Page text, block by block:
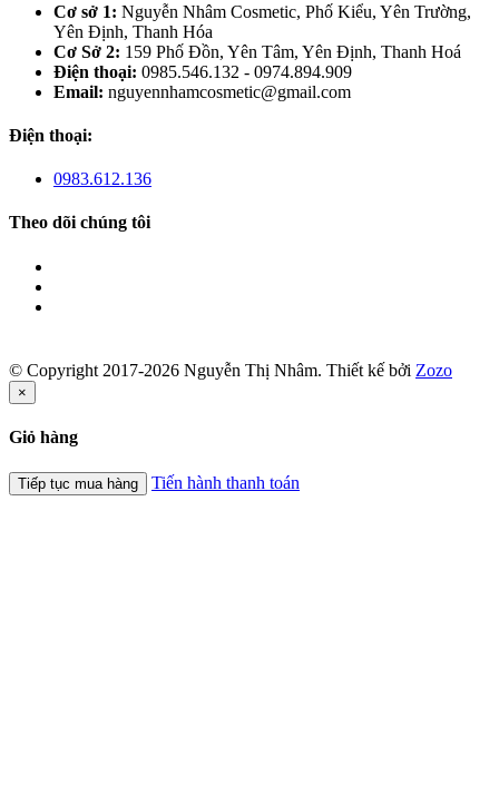
Cơ sở 1: Nguyễn Nhâm Cosmetic, Phố Kiểu, Yên Trường,
Yên Định, Thanh Hóa
Cơ Sở 2: 159 Phố Đồn, Yên Tâm, Yên Định, Thanh Hoá
Điện thoại: 0985.546.132 - 0974.894.909
Email: nguyennhamcosmetic@gmail.com
Điện thoại:
0983.612.136
Theo dõi chúng tôi
© Copyright 2017-2026 Nguyễn Thị Nhâm. Thiết kế bởi Zozo
×
Giỏ hàng
Tiếp tục mua hàng Tiến hành thanh toán